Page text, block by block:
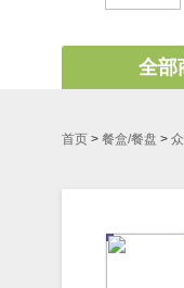
全部
首页 > 餐盒/餐盘 >